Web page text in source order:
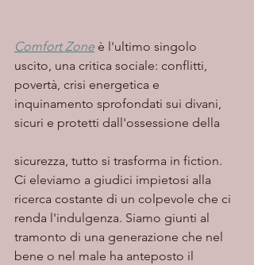
Comfort Zone è l'ultimo singolo
uscito, una critica sociale: conflitti,
povertà, crisi energetica e
inquinamento sprofondati sui divani,
sicuri e protetti dall'ossessione della
sicurezza, tutto si trasforma in fiction.
Ci eleviamo a giudici impietosi alla
ricerca costante di un colpevole che ci
renda l'indulgenza. Siamo giunti al
tramonto di una generazione che nel
bene o nel male ha anteposto il